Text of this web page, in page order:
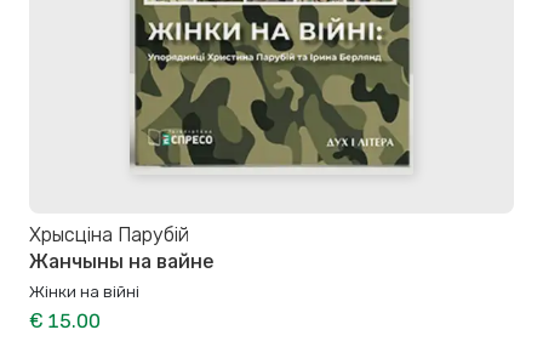
Хрысціна Парубій
Жанчыны на вайне
Жінки на війні
€ 15.00